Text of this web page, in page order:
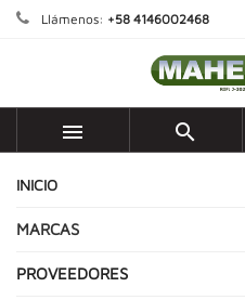
Llámenos: +58 4146002468
 
INICIO
MARCAS
PROVEEDORES